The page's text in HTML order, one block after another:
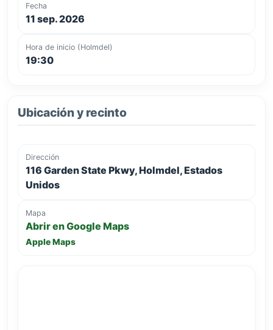
Fecha
11 sep. 2026
Hora de inicio (Holmdel)
19:30
Ubicación y recinto
Dirección
116 Garden State Pkwy, Holmdel, Estados
Unidos
Mapa
Abrir en Google Maps
Apple Maps